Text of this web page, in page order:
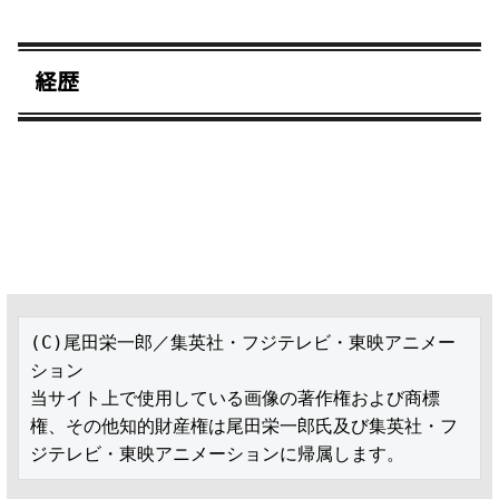
経歴
(C)尾田栄一郎／集英社・フジテレビ・東映アニメー
ション
当サイト上で使用している画像の著作権および商標
権、その他知的財産権は尾田栄一郎氏及び集英社・フ
ジテレビ・東映アニメーションに帰属します。